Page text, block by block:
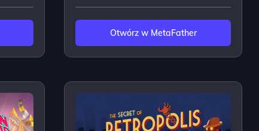
Otwórz w MetaFather